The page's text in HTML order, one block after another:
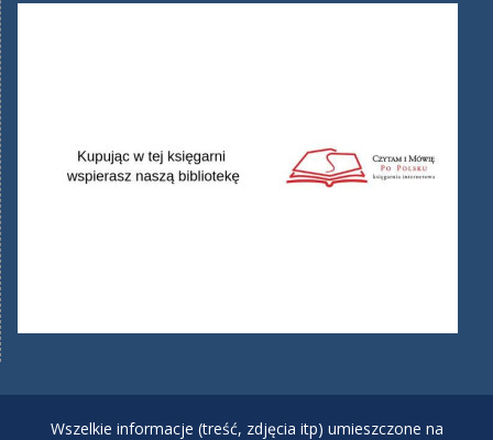
Wszelkie informacje (treść, zdjęcia itp) umieszczone na